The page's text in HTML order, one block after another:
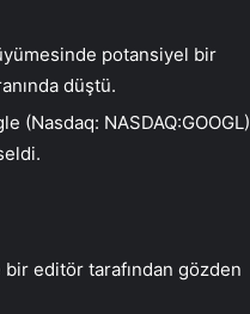
potansiyel bir
düştü.
(Nasdaq: NASDAQ:GOOGL)
editör tarafından gözden